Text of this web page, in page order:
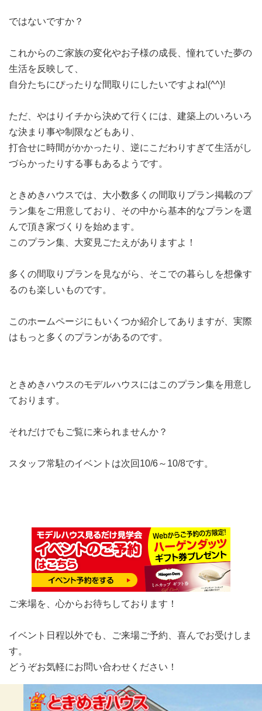
ではないですか？
これからのご家族の変化やお子様の成長、憧れていた夢の
生活を反映して、
自分たちにぴったりな間取りにしたいですよね!(^^)!
ただ、やはりイチから決めて行くには、建築上のいろいろ
な決まり事や制限などもあり、
打合せに時間がかかったり、逆にこだわりすぎて生活がし
づらかったりする事もあるようです。
ときめきハウスでは、大小数多くの間取りプラン掲載のプ
ラン集をご用意しており、その中から基本的なプランを選
んで頂き家づくりを始めます。
このプラン集、大変見ごたえがありますよ！
多くの間取りプランを見ながら、そこでの暮らしを想像す
るのも楽しいものです。
このホームページにもいくつか紹介してありますが、実際
はもっと多くのプランがあるのです。
ときめきハウスのモデルハウスにはこのプラン集を用意し
ております。
それだけでもご覧に来られませんか？
スタッフ常駐のイベントは次回10/6～10/8です。
ご来場を、心からお待ちしております！
イベント日程以外でも、ご来場ご予約、喜んでお受けしま
す。
どうぞお気軽にお問い合わせください！